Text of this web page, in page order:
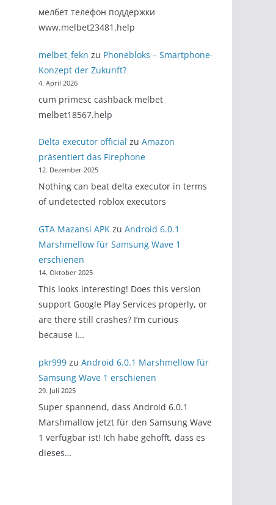
мелбет телефон поддержки
www.melbet23481.help
melbet_fekn zu Phonebloks – Smartphone-
Konzept der Zukunft?
4. April 2026
cum primesc cashback melbet
melbet18567.help
Delta executor official zu Amazon
präsentiert das Firephone
12. Dezember 2025
Nothing can beat delta executor in terms
of undetected roblox executors
GTA Mazansi APKzu Android 6.0.1
Marshmellow für Samsung Wave 1
erschienen
14. Oktober 2025
This looks interesting! Does this version
support Google Play Services properly, or
are there still crashes? I’m curious
because I…
pkr999zu Android 6.0.1 Marshmellow für
Samsung Wave 1 erschienen
29. Juli 2025
Super spannend, dass Android 6.0.1
Marshmallow jetzt für den Samsung Wave
1 verfügbar ist! Ich habe gehofft, dass es
dieses…